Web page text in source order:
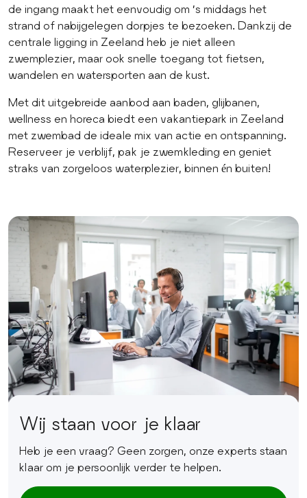
de ingang maakt het eenvoudig om ’s middags het
strand of nabijgelegen dorpjes te bezoeken. Dankzij de
centrale ligging in Zeeland heb je niet alleen
zwemplezier, maar ook snelle toegang tot fietsen,
wandelen en watersporten aan de kust.
Met dit uitgebreide aanbod aan baden, glijbanen,
wellness en horeca biedt een vakantiepark in Zeeland
met zwembad de ideale mix van actie en ontspanning.
Reserveer je verblijf, pak je zwemkleding en geniet
straks van zorgeloos waterplezier, binnen én buiten!
Wij staan voor je klaar
Heb je een vraag? Geen zorgen, onze experts staan
klaar om je persoonlijk verder te helpen.